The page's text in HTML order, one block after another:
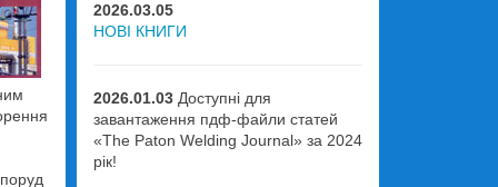
2026.03.05
НОВІ КНИГИ
2026.01.03Доступні для
завантаження пдф-файли статей
«The Paton Welding Journal» за 2024
рік!